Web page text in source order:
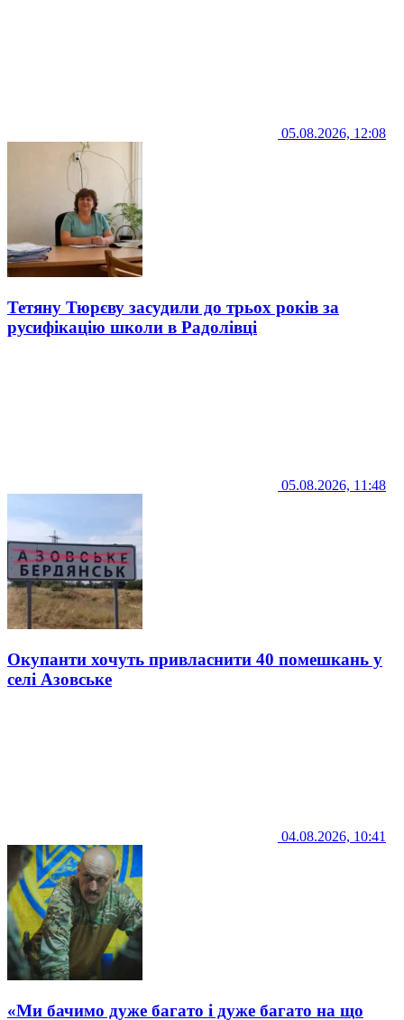
05.08.2026, 12:08
Тетяну Тюрєву засудили до трьох років за
русифікацію школи в Радолівці
05.08.2026, 11:48
Окупанти хочуть привласнити 40 помешкань у
селі Азовське
04.08.2026, 10:41
«Ми бачимо дуже багато і дуже багато на що